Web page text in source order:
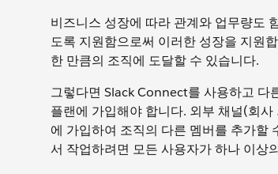
비즈니스 성장에 따라 관계와 업무량도
도록 지원함으로써 이러한 성장을 지원
한 만큼의 조직에 도달할 수 있습니다.
그렇다면 Slack Connect를 사용하고 다
플랜에 가입해야 합니다. 외부 채널(회
에 가입하여 조직의 다른 멤버를 추가할
서 작업하려면 모든 사용자가 하나 이상